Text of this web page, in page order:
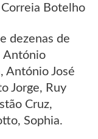
Botelho
dezenas de
António
António José
Jorge, Ruy
Cruz,
Sophia.